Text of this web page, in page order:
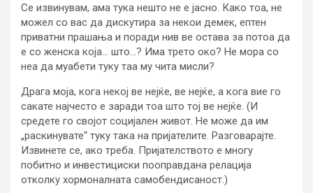
Се извинувам, ама тука нешто не е јасно. Како тоа, не
можел со вас да дискутира за некои демек, ептен
приватни прашања и поради нив ве остава за потоа да
е со женска која… што…? Има трето око? Не мора со
неа да муабети туку таа му чита мисли?
Драга моја, кога некој ве нејќе, ве нејќе, а кога вие го
сакате најчесто е заради тоа што тој ве нејќе. (И
средете го својот социјален живот. Не може да им
„раскинувате“ туку така на пријателите. Разговарајте.
Извинете се, ако треба. Пријателството е многу
побитно и инвестициски пооправдана релација
отколку хормоналната самобендисаност.)